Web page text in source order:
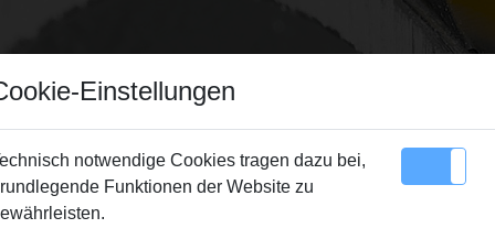
Einstellungen
notwendige Cookies tragen dazu bei,
Funktionen der Website zu